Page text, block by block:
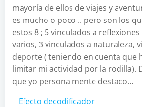
mayoría de ellos de viajes y
es mucho o poco .. pero son los
estos 8 ; 5 vinculados a reflexiones
varios, 3 vinculados a naturaleza,
deporte ( teniendo en cuenta que
limitar mi actividad por la rodilla).
que yo personalmente destaco…
Efecto decodificador